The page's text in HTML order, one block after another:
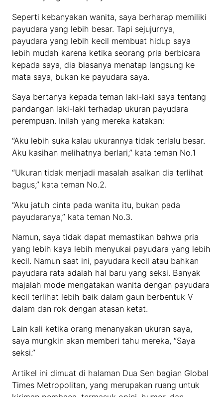
Seperti kebanyakan wanita, saya berharap memiliki
payudara yang lebih besar. Tapi sejujurnya,
payudara yang lebih kecil membuat hidup saya
lebih mudah karena ketika seorang pria berbicara
kepada saya, dia biasanya menatap langsung ke
mata saya, bukan ke payudara saya.
Saya bertanya kepada teman laki-laki saya tentang
pandangan laki-laki terhadap ukuran payudara
perempuan. Inilah yang mereka katakan:
“Aku lebih suka kalau ukurannya tidak terlalu besar.
Aku kasihan melihatnya berlari,” kata teman No.1
“Ukuran tidak menjadi masalah asalkan dia terlihat
bagus,” kata teman No.2.
“Aku jatuh cinta pada wanita itu, bukan pada
payudaranya,” kata teman No.3.
Namun, saya tidak dapat memastikan bahwa pria
yang lebih kaya lebih menyukai payudara yang lebih
kecil. Namun saat ini, payudara kecil atau bahkan
payudara rata adalah hal baru yang seksi. Banyak
majalah mode mengatakan wanita dengan payudara
kecil terlihat lebih baik dalam gaun berbentuk V
dalam dan rok dengan atasan ketat.
Lain kali ketika orang menanyakan ukuran saya,
saya mungkin akan memberi tahu mereka, “Saya
seksi.”
Artikel ini dimuat di halaman Dua Sen bagian Global
Times Metropolitan, yang merupakan ruang untuk